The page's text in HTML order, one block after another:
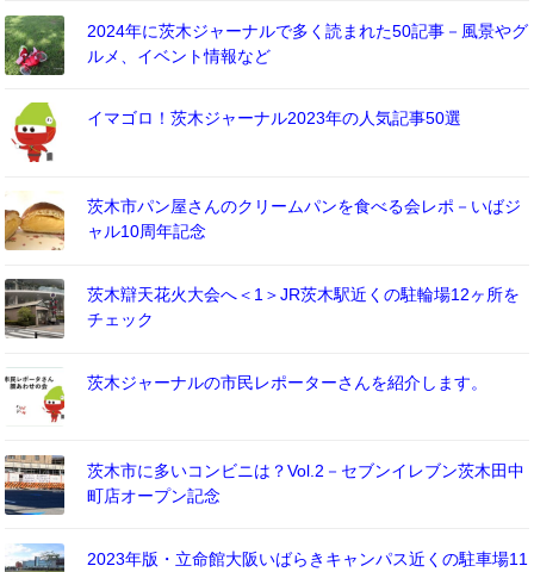
2024年に茨木ジャーナルで多く読まれた50記事－風景やグ
ルメ、イベント情報など
イマゴロ！茨木ジャーナル2023年の人気記事50選
茨木市パン屋さんのクリームパンを食べる会レポ－いばジ
ャル10周年記念
茨木辯天花火大会へ＜1＞JR茨木駅近くの駐輪場12ヶ所を
チェック
茨木ジャーナルの市民レポーターさんを紹介します。
茨木市に多いコンビニは？Vol.2－セブンイレブン茨木田中
町店オープン記念
2023年版・立命館大阪いばらきキャンパス近くの駐車場11